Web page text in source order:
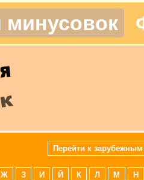
минусовок
Перейти к зарубежным
Ж З И Й К Л М Н